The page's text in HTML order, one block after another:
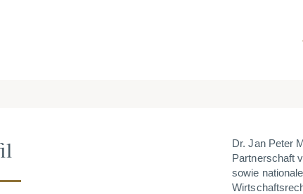
Dr. Jan Peter
Partnerschaft
sowie